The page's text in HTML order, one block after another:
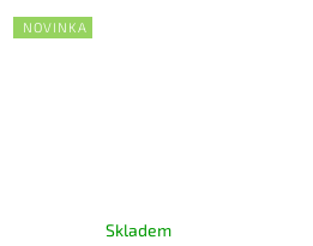
NOVINKA
Skladem